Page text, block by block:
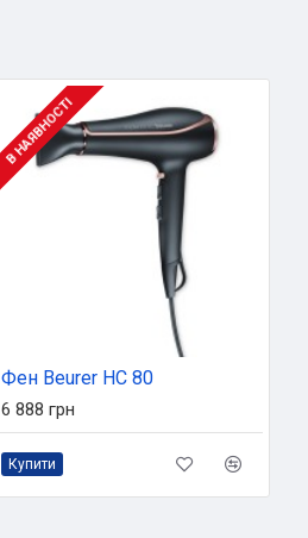
В НАЯВНОСТІ
Фен Beurer HC 80
6 888 грн
Купити